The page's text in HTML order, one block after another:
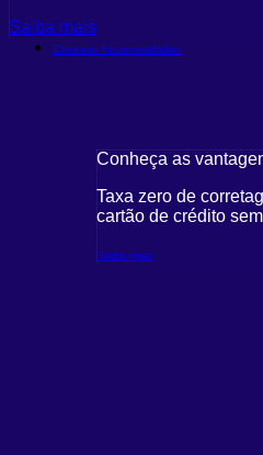
Saiba mais
Carteiras Recomendadas
Conheça as
Taxa zero de
cartão de crédito
Saiba mais